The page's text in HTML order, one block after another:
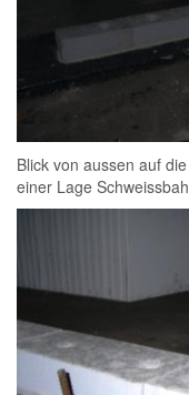
Blick von aussen auf
einer Lage